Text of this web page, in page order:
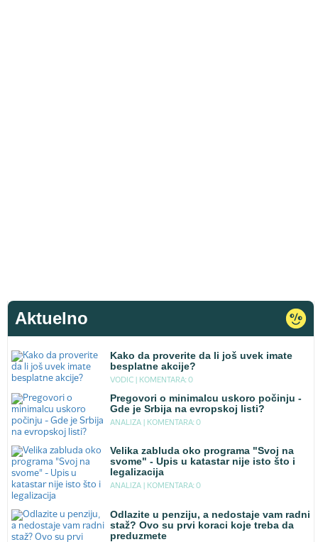
Aktuelno
Kako da proverite da li još uvek imate
besplatne akcije?
VODIC | KOMENTARA: 0
Pregovori o minimalcu uskoro počinju -
Gde je Srbija na evropskoj listi?
ANALIZA | KOMENTARA: 0
Velika zabluda oko programa "Svoj na
svome" - Upis u katastar nije isto što i
legalizacija
ANALIZA | KOMENTARA: 0
Odlazite u penziju, a nedostaje vam radni
staž? Ovo su prvi koraci koje treba da
preduzmete